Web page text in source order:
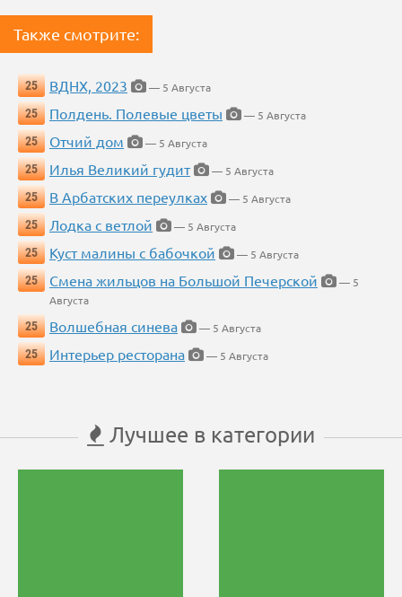
Также смотрите:
25 ВДНХ, 2023
— 5 Августа
25
Полдень. Полевые цветы
— 5 Августа
25
Отчий дом
— 5 Августа
25
Илья Великий гудит
— 5 Августа
25
В Арбатских переулках
— 5 Августа
25
Лодка с ветлой
— 5 Августа
25
Куст малины с бабочкой
— 5 Августа
25
Смена жильцов на Большой Печерской
— 5
Августа
25
Волшебная синева
— 5 Августа
25
Интерьер ресторана — 5 Августа
Лучшее в категории